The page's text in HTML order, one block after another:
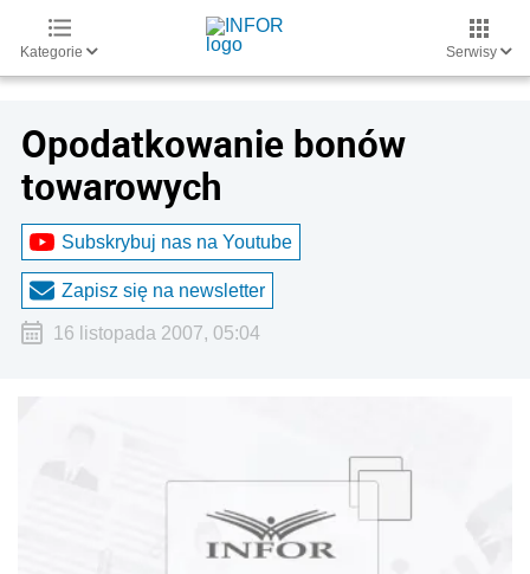
Kategorie Serwisy
Opodatkowanie bonów
towarowych
Subskrybuj nas na Youtube
Zapisz się na newsletter
16 listopada 2007, 05:04